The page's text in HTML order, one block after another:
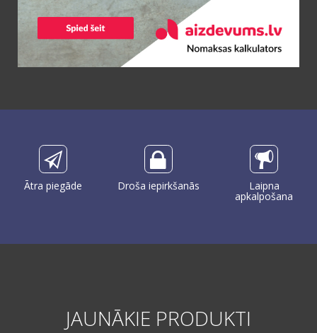
Ātra piegāde Droša iepirkšanās Laipna
apkalpošana
JAUNĀKIE PRODUKTI